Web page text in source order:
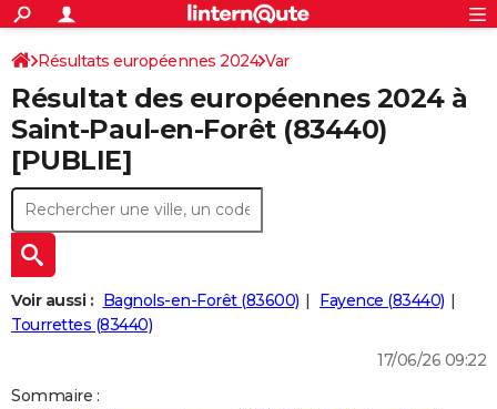
ACTUALITÉS
Politique
Société
Faits Divers
Education
Monde
Villes
+
SPORT
Coupe du monde 2026
Football
Tennis
Cyclisme
Rugby
Forum
CULTURE
Programme TV
TNT
Streaming
Cinéma
Sorties cinéma
Musique
+FINANCE
Retraite
Impôts
Epargne
Immobilier
Risques naturels par ville
Banque
Assurance
CréditAUTO
Essais
Réserver un essai
Citadines
Berlines
SUV
Forum auto
+HIGH-TECH
Mobiles
Meilleur smartphone
Internet
Ordinateurs
Jeux vidéo
Guide high-tech
+
BRICOLAGE
Forum
Aménagement intérieur
Extérieur
Cuisine
Salle de bains
Jardinage
Rangement
+
LIFESTYLE
S'inscrire
Connexion
Résultats européennes 2024 Var
Résultat des européennes 2024 à
Saint-Paul-en-Forêt (83440)
[PUBLIE]
Voir aussi : Bagnols-en-Forêt (83600)
Fayence (83440)
Tourrettes (83440)
17/06/26 09:22
Sommaire :